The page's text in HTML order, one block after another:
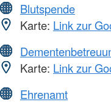
Blutspende
Karte: Link zur
Karte: Link zur
Ehrenamt